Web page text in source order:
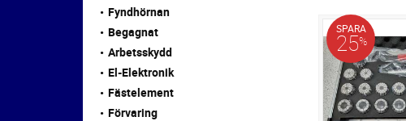
SPARA
25%
Fyndhörnan
Begagnat
Arbetsskydd
El-Elektronik
Fästelement
Förvaring